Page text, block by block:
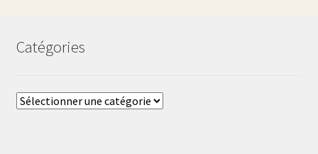
Catégories
Catégories